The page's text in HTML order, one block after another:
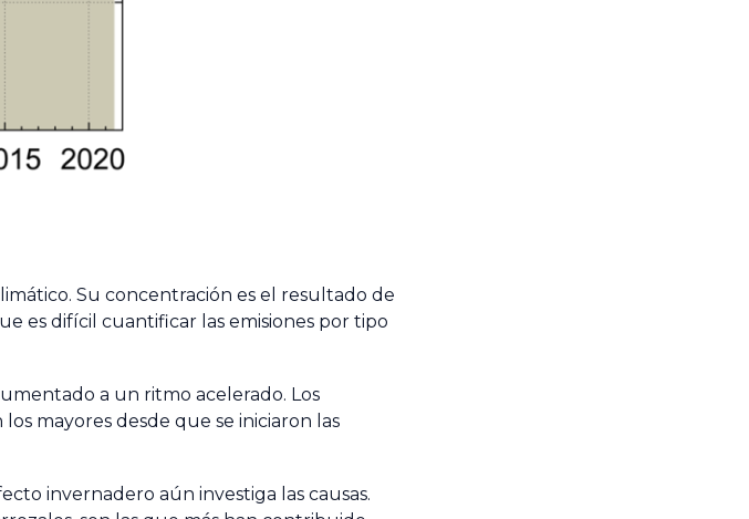
Su concentración es el resultado de
es difícil cuantificar las emisiones por tipo
a un ritmo acelerado. Los
mayores desde que se iniciaron las
invernadero aún investiga las causas.